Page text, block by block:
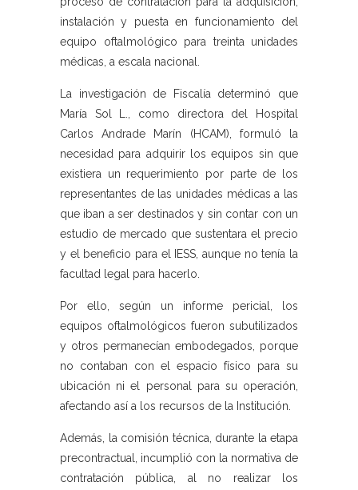
instalación y puesta en funcionamiento del
equipo oftalmológico para treinta unidades
médicas, a escala nacional.
La investigación de Fiscalía determinó que
María Sol L., como directora del Hospital
Carlos Andrade Marín (HCAM), formuló la
necesidad para adquirir los equipos sin que
existiera un requerimiento por parte de los
representantes de las unidades médicas a las
que iban a ser destinados y sin contar con un
estudio de mercado que sustentara el precio
y el beneficio para el IESS, aunque no tenía la
facultad legal para hacerlo.
Por ello, según un informe pericial, los
equipos oftalmológicos fueron subutilizados
y otros permanecían embodegados, porque
no contaban con el espacio físico para su
ubicación ni el personal para su operación,
afectando así a los recursos de la Institución.
Además, la comisión técnica, durante la etapa
precontractual, incumplió con la normativa de
contratación pública, al no realizar los